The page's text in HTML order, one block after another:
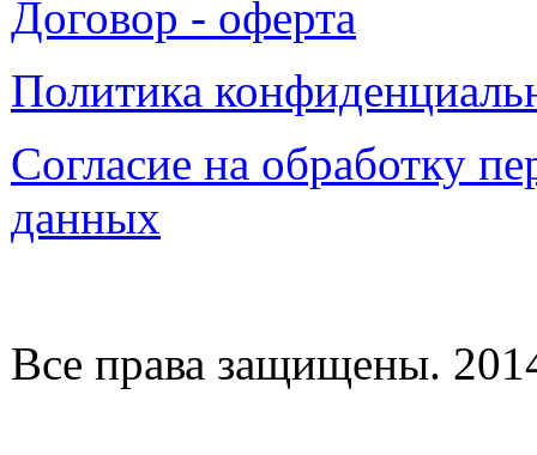
Договор - оферта
Политика
Согласие на обработку
данных
Все права защищены.